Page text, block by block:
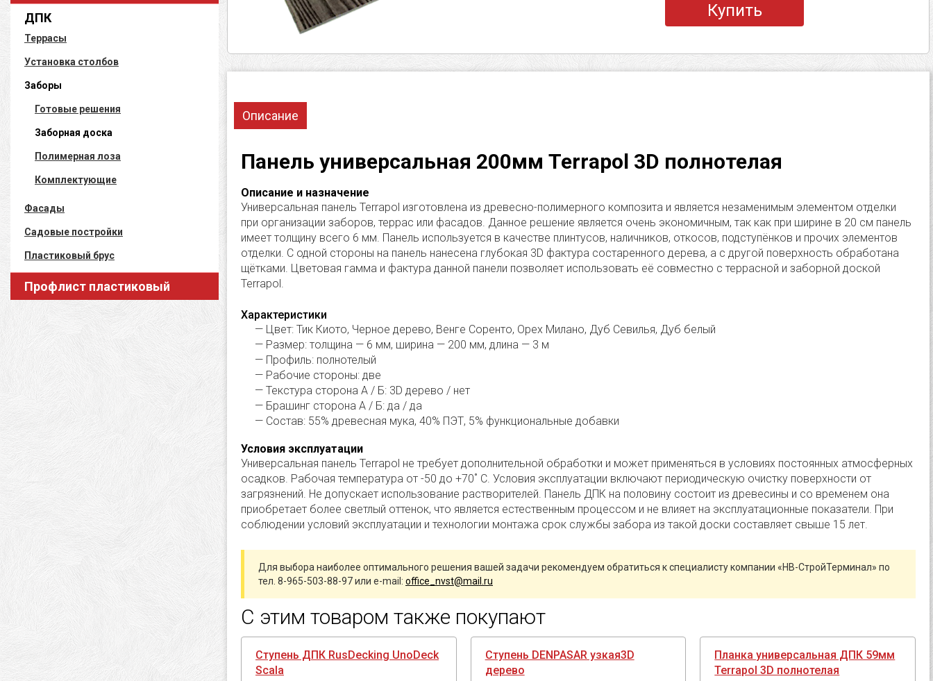
ДПК
Террасы
Установка столбов
Заборы
Готовые решения
Заборная доска
Полимерная лоза
Комплектующие
Фасады
Садовые постройки
Пластиковый брус
Профлист пластиковый
Купить
Описание
Панель универсальная 200мм Terrapol 3D полнотелая
Описание и назначение
Универсальная панель Terrapol изготовлена из древесно-полимерного композита и является незаменимым элементом отделки
при организации заборов, террас или фасадов. Данное решение является очень экономичным, так как при ширине в 20 см панель
имеет толщину всего 6 мм. Панель используется в качестве плинтусов, наличников, откосов, подступёнков и прочих элементов
отделки. С одной стороны на панель нанесена глубокая 3D фактура состаренного дерева, а с другой поверхность обработана
щётками. Цветовая гамма и фактура данной панели позволяет использовать её совместно с террасной и заборной доской
Terrapol.
Характеристики
Цвет: Тик Киото, Черное дерево, Венге Соренто, Орех Милано, Дуб Севилья, Дуб белый
Размер: толщина — 6 мм, ширина — 200 мм, длина — 3 м
Профиль: полнотелый
Рабочие стороны: две
Текстура сторона А / Б: 3D дерево / нет
Брашинг сторона А / Б: да / да
Состав: 55% древесная мука, 40% ПЭТ, 5% функциональные добавки
Условия эксплуатации
Универсальная панель Terrapol не требует дополнительной обработки и может применяться в условиях постоянных атмосферных
осадков. Рабочая температура от -50 до +70˚ C. Условия эксплуатации включают периодическую очистку поверхности от
загрязнений. Не допускает использование растворителей. Панель ДПК на половину состоит из древесины и со временем она
приобретает более светлый оттенок, что является естественным процессом и не влияет на эксплуатационные показатели. При
соблюдении условий эксплуатации и технологии монтажа срок службы забора из такой доски составляет свыше 15 лет.
Для выбора наиболее оптимального решения вашей задачи рекомендуем обратиться к специалисту компании «НВ-СтройТерминал» по
тел. 8-965-503-88-97 или e-mail: office_nvst@mail.ru
С этим товаром также покупают
Ступень ДПК RusDecking UnoDeck
Scala
Ступень DENPASAR узкая3D
дерево
Планка универсальная ДПК 59мм
Terrapol 3D полнотелая